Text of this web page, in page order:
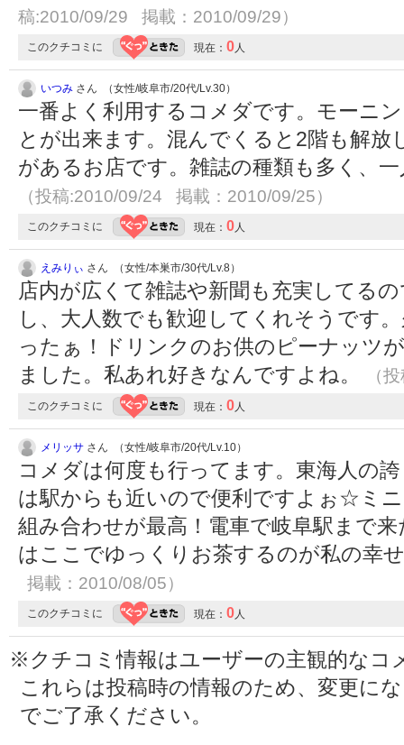
稿:2010/09/29 掲載：2010/09/29）
このクチコミに 現在： 0人
いつみ さん （女性/岐阜市/20代/Lv.30）
一番よく利用するコメダです。モーニ
とが出来ます。混んでくると2階も解放
があるお店です。雑誌の種類も多く、
（投稿:2010/09/24 掲載：2010/09/25）
このクチコミに 現在： 0人
えみりぃ さん （女性/本巣市/30代/Lv.8）
店内が広くて雑誌や新聞も充実してる
し、大人数でも歓迎してくれそうです
ったぁ！ドリンクのお供のピーナッツ
ました。私あれ好きなんですよね。
（
このクチコミに 現在： 0人
メリッサ さん （女性/岐阜市/20代/Lv.10）
コメダは何度も行ってます。東海人の
は駅からも近いので便利ですよぉ☆ミ
組み合わせが最高！電車で岐阜駅まで
はここでゆっくりお茶するのが私の幸
掲載：2010/08/05）
このクチコミに 現在： 0人
※クチコミ情報はユーザーの主観的なコ
これらは投稿時の情報のため、変更に
でご了承ください。